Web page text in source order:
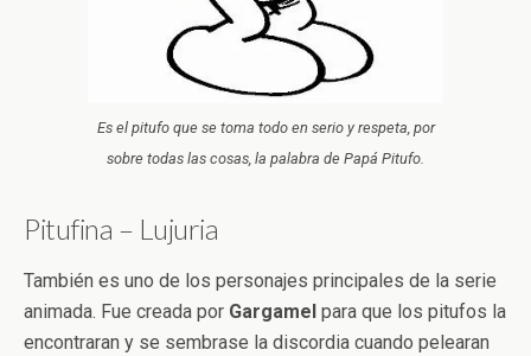
Es el pitufo que se toma todo en serio y respeta, por
sobre todas las cosas, la palabra de Papá Pitufo.
Pitufina – Lujuria
También es uno de los personajes principales de la serie
animada. Fue creada por Gargamel para que los pitufos la
encontraran y se sembrase la discordia cuando pelearan